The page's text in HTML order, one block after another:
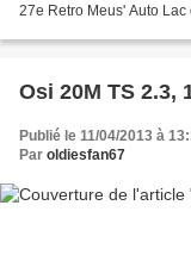
27e Retro Meus' Auto
Osi 20M TS 2.3,
Publié le 11/04/2013 à
Par oldiesfan67